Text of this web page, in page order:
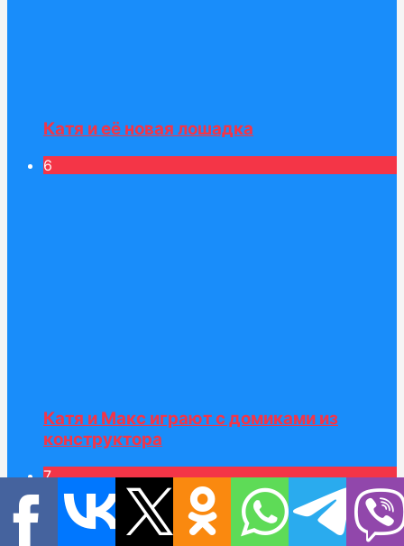
Катя и её новая лошадка
6
Катя и Макс играют с домиками из
конструктора
7